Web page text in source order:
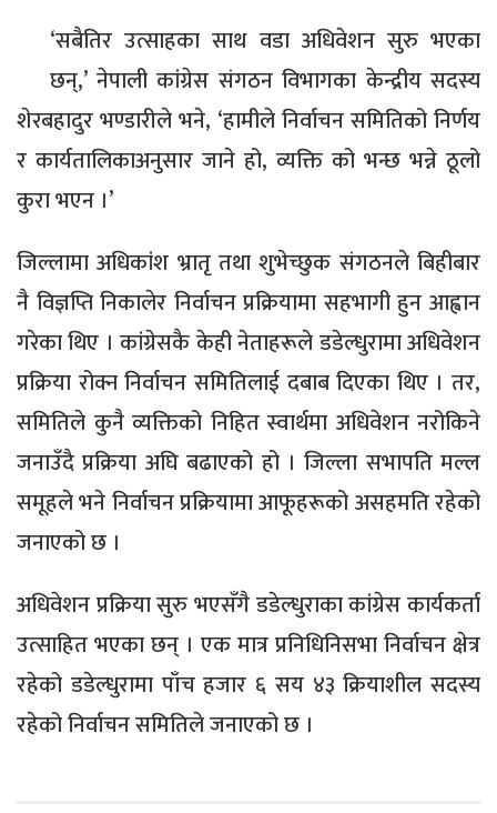
‘सबैतिर उत्साहका साथ वडा अधिवेशन सुरु भएका
छन्,’ नेपाली कांग्रेस संगठन विभागका केन्द्रीय सदस्य
शेरबहादुर भण्डारीले भने, ‘हामीले निर्वाचन समितिको निर्णय
र कार्यतालिकाअनुसार जाने हो, व्यक्ति को भन्छ भन्ने ठूलो
कुरा भएन ।’
जिल्लामा अधिकांश भ्रातृ तथा शुभेच्छुक संगठनले बिहीबार
नै विज्ञप्ति निकालेर निर्वाचन प्रक्रियामा सहभागी हुन आह्वान
गरेका थिए । कांग्रेसकै केही नेताहरूले डडेल्धुरामा अधिवेशन
प्रक्रिया रोक्न निर्वाचन समितिलाई दबाब दिएका थिए । तर,
समितिले कुनै व्यक्तिको निहित स्वार्थमा अधिवेशन नरोकिने
जनाउँदै प्रक्रिया अघि बढाएको हो । जिल्ला सभापति मल्ल
समूहले भने निर्वाचन प्रक्रियामा आफूहरूको असहमति रहेको
जनाएको छ ।
अधिवेशन प्रक्रिया सुरु भएसँगै डडेल्धुराका कांग्रेस कार्यकर्ता
उत्साहित भएका छन् । एक मात्र प्रनिधिनिसभा निर्वाचन क्षेत्र
रहेको डडेल्धुरामा पाँच हजार ६ सय ४३ क्रियाशील सदस्य
रहेको निर्वाचन समितिले जनाएको छ ।